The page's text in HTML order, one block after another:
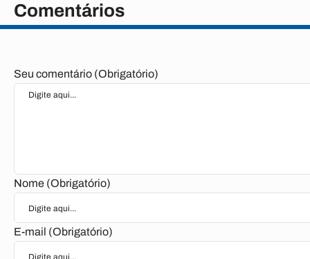
Comentários
Seu comentário (Obrigatório)
Nome (Obrigatório)
E-mail (Obrigatório)